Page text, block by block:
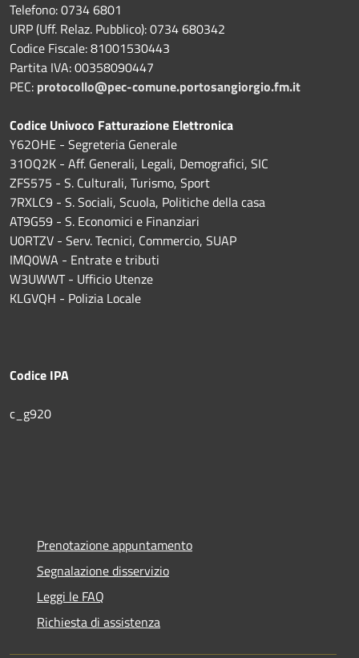
Telefono: 0734 6801
URP (Uff. Relaz. Pubblico): 0734 680342
Codice Fiscale: 81001530443
Partita IVA: 00358090447
PEC: protocollo@pec-comune.portosangiorgio.fm.it
Codice Univoco Fatturazione Elettronica
Y62OHE - Segreteria Generale
31OQ2K - Aff. Generali, Legali, Demografici, SIC
ZFS575 - S. Culturali, Turismo, Sport
7RXLC9 - S. Sociali, Scuola, Politiche della casa
AT9G59 - S. Economici e Finanziari
U0RTZV - Serv. Tecnici, Commercio, SUAP
IMQ0WA - Entrate e tributi
W3UWWT - Ufficio Utenze
KLGVQH - Polizia Locale
Codice IPA
c_g920
Prenotazione appuntamento
Segnalazione disservizio
Leggi le FAQ
Richiesta di assistenza